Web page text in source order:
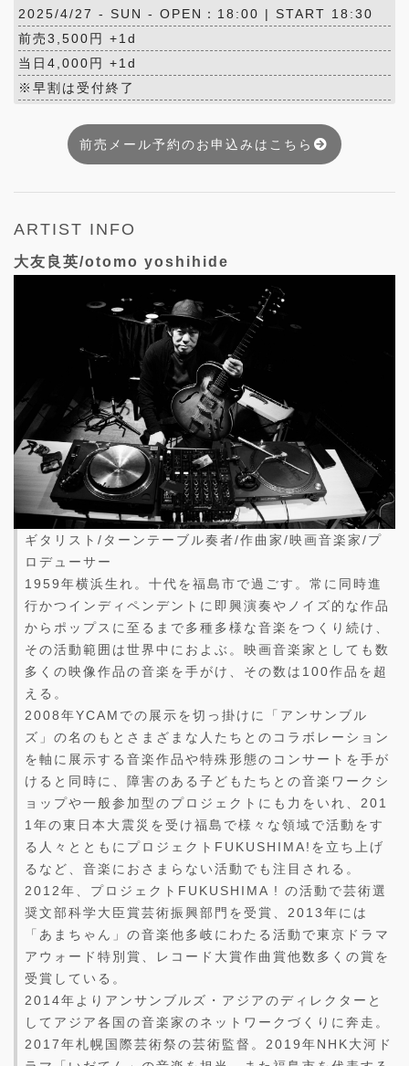
2025/4/27 - SUN - OPEN：18:00 | START 18:30
前売3,500円 +1d
当日4,000円 +1d
※早割は受付終了
前売メール予約のお申込みはこちら
ARTIST INFO
大友良英/otomo yoshihide
ギタリスト/ターンテーブル奏者/作曲家/映画音楽家/プ
ロデューサー
1959年横浜生れ。十代を福島市で過ごす。常に同時進
行かつインディペンデントに即興演奏やノイズ的な作品
からポップスに至るまで多種多様な音楽をつくり続け、
その活動範囲は世界中におよぶ。映画音楽家としても数
多くの映像作品の音楽を手がけ、その数は100作品を超
える。
2008年YCAMでの展示を切っ掛けに「アンサンブル
ズ」の名のもとさまざまな人たちとのコラボレーション
を軸に展示する音楽作品や特殊形態のコンサートを手が
けると同時に、障害のある子どもたちとの音楽ワークシ
ョップや一般参加型のプロジェクトにも力をいれ、201
1年の東日本大震災を受け福島で様々な領域で活動をす
る人々とともにプロジェクトFUKUSHIMA!を立ち上げ
るなど、音楽におさまらない活動でも注目される。
2012年、プロジェクトFUKUSHIMA ! の活動で芸術選
奨文部科学大臣賞芸術振興部門を受賞、2013年には
「あまちゃん」の音楽他多岐にわたる活動で東京ドラマ
アウォード特別賞、レコード大賞作曲賞他数多くの賞を
受賞している。
2014年よりアンサンブルズ・アジアのディレクターと
してアジア各国の音楽家のネットワークづくりに奔走。
2017年札幌国際芸術祭の芸術監督。2019年NHK大河ド